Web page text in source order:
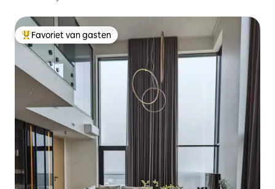
Topfavoriet van gasten
Favoriet van gasten